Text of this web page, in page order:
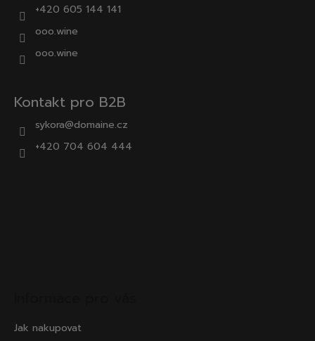
+420 605 144 141
ooo.wine
ooo.wine
Kontakt pro B2B
sykora@domaine.cz
+420 704 604 444
Jak nakupovat